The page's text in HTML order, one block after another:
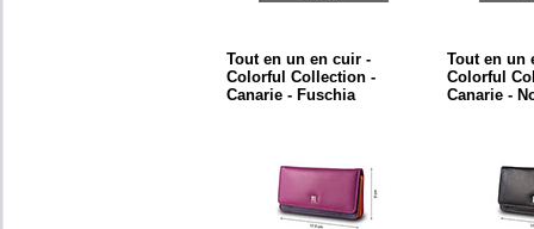
Tout en un en cuir -
Colorful Collection -
Canarie - Fuschia
Tout en un
Colorful
Canarie -